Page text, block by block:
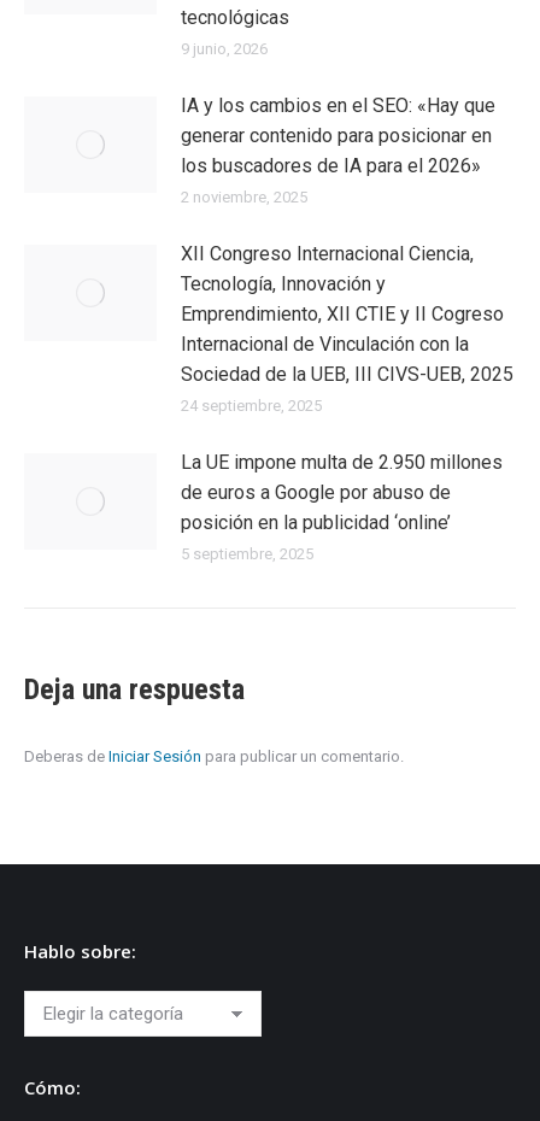
tecnológicas
9 junio, 2026
IA y los cambios en el SEO: «Hay que
generar contenido para posicionar en
los buscadores de IA para el 2026»
2 noviembre, 2025
XII Congreso Internacional Ciencia,
Tecnología, Innovación y
Emprendimiento, XII CTIE y II Cogreso
Internacional de Vinculación con la
Sociedad de la UEB, III CIVS-UEB, 2025
24 septiembre, 2025
La UE impone multa de 2.950 millones
de euros a Google por abuso de
posición en la publicidad ‘online’
5 septiembre, 2025
Deja una respuesta
Deberas de Iniciar Sesión para publicar un comentario.
Hablo sobre:
Hablo
sobre:
Cómo: